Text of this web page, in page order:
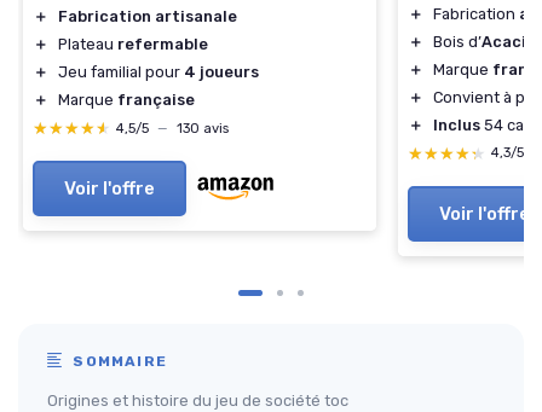
＋
Fabrication artisanale
＋
Plateau refermable
＋
Jeu familial pour 4 joueurs
＋
Marque française
★★★★★
★★★★★ 4,5/5 — 130 avis
Voir l'offre
＋ Fabrication
＋
Bois d’Acacia
＋
Marque
＋
Convient à
＋
Inclus 54
★★★★★
★★★★★ 4,3/5
Voir l'offre
SOMMAIRE
Origines et histoire du jeu de société toc